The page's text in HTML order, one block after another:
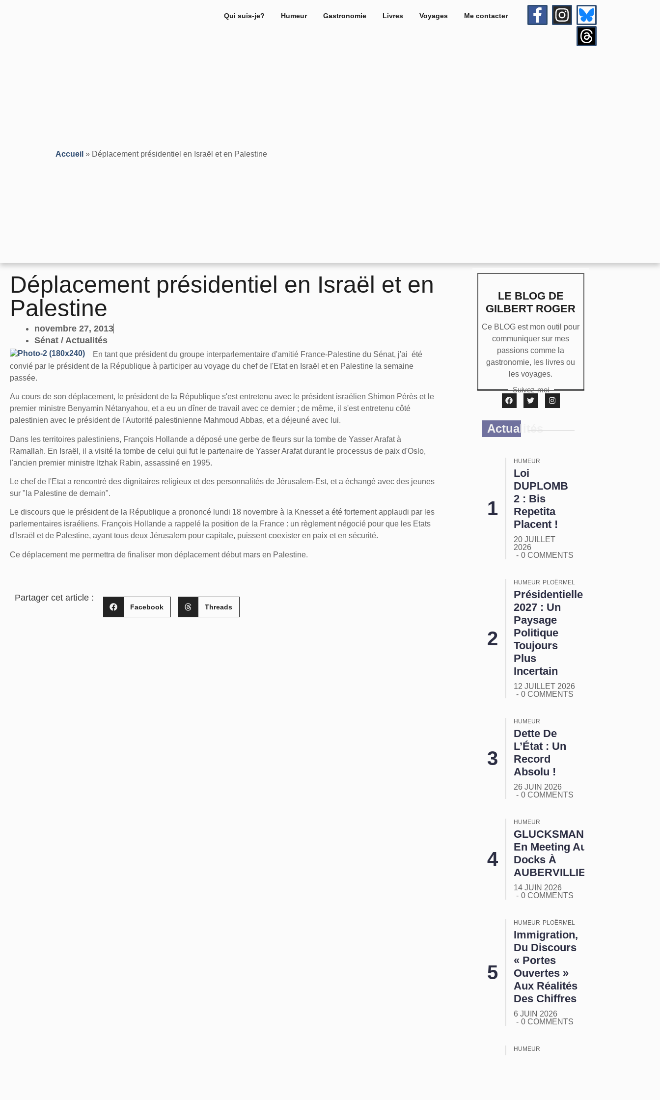
Qui suis-je? Humeur Gastronomie Livres Voyages Me contacter
Accueil » Déplacement présidentiel en Israël et en Palestine
Déplacement présidentiel en Israël et en
Palestine
novembre 27, 2013
Sénat / Actualités
En tant que président du groupe interparlementaire d'amitié France-Palestine du Sénat, j'ai été
convié par le président de la République à participer au voyage du chef de l'Etat en Israël et en Palestine la semaine
passée.
Au cours de son déplacement, le président de la République s'est entretenu avec le président israélien Shimon Pérès et le
premier ministre Benyamin Nétanyahou, et a eu un dîner de travail avec ce dernier ; de même, il s'est entretenu côté
palestinien avec le président de l'Autorité palestinienne Mahmoud Abbas, et a déjeuné avec lui.
Dans les territoires palestiniens, François Hollande a déposé une gerbe de fleurs sur la tombe de Yasser Arafat à
Ramallah. En Israël, il a visité la tombe de celui qui fut le partenaire de Yasser Arafat durant le processus de paix d'Oslo,
l'ancien premier ministre Itzhak Rabin, assassiné en 1995.
Le chef de l'Etat a rencontré des dignitaires religieux et des personnalités de Jérusalem-Est, et a échangé avec des jeunes
sur "la Palestine de demain".
Le discours que le président de la République a prononcé lundi 18 novembre à la Knesset a été fortement applaudi par les
parlementaires israéliens. François Hollande a rappelé la position de la France : un règlement négocié pour que les Etats
d'Israël et de Palestine, ayant tous deux Jérusalem pour capitale, puissent coexister en paix et en sécurité.
Ce déplacement me permettra de finaliser mon déplacement début mars en Palestine.
Partager cet article :
Facebook Threads
LE BLOG DE
GILBERT ROGER
Ce BLOG est mon outil pour
communiquer sur mes
passions comme la
gastronomie, les livres ou
les voyages.
Suivez-moi
Actualités
HUMEUR
Loi
DUPLOMB
2 : Bis
Repetita
Placent !
20 JUILLET
2026
0 COMMENTS
HUMEUR PLOËRMEL
Présidentielle
2027 : Un
Paysage
Politique
Toujours
Plus
Incertain
12 JUILLET 2026
0 COMMENTS
HUMEUR
Dette De
L’État : Un
Record
Absolu !
26 JUIN 2026
0 COMMENTS
HUMEUR
GLUCKSMANN
En Meeting Aux
Docks À
AUBERVILLIERS
14 JUIN 2026
0 COMMENTS
HUMEUR PLOËRMEL
Immigration,
Du Discours
« Portes
Ouvertes »
Aux Réalités
Des Chiffres
6 JUIN 2026
0 COMMENTS
HUMEUR